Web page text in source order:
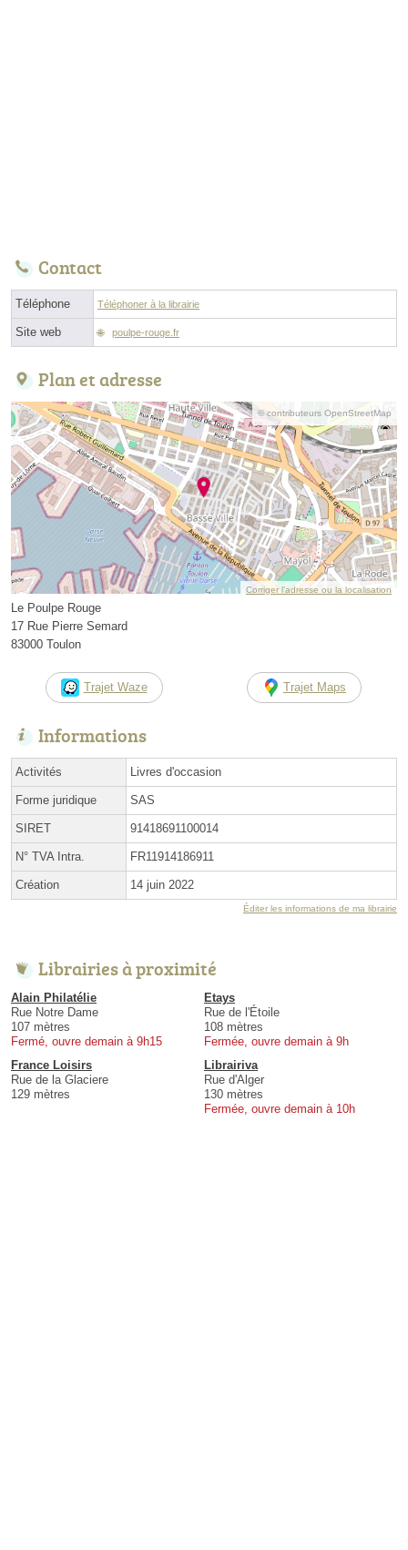
Contact
Téléphone Téléphoner à la librairie
Site web poulpe-rouge.fr
Plan et adresse
© contributeurs OpenStreetMap
Corriger l’adresse ou la localisation
Le Poulpe Rouge
17 Rue Pierre Semard
83000 Toulon
Trajet Waze Trajet Maps
Informations
Activités Livres d'occasion
Forme juridique SAS
SIRET 91418691100014
N° TVA Intra. FR11914186911
Création 14 juin 2022
Éditer les informations de ma librairie
Librairies à proximité
Alain Philatélie
Rue Notre Dame
107 mètres
Fermé, ouvre demain à 9h15
Etays
Rue de l'Étoile
108 mètres
Fermée, ouvre demain à 9h
France Loisirs
Rue de la Glaciere
129 mètres
Librairiva
Rue d'Alger
130 mètres
Fermée, ouvre demain à 10h